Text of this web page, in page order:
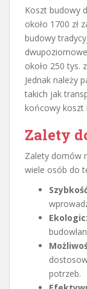
Koszt budowy
około 1700 zł
budowy
około 250 tys.
Jednak należy
takich jak
końcowy koszt
Zalety
Zalety domów
wiele osób do
potrzeb.